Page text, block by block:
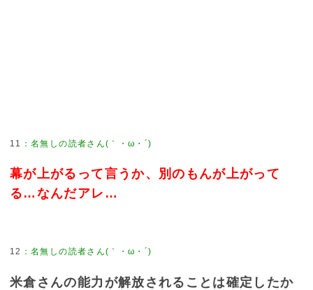
11 ：名無しの読者さん(｀・ω・´)
幕が上がるって言うか、別のもんが上がって
る…なんだアレ…
12 ：名無しの読者さん(｀・ω・´)
米倉さんの能力が解放されることは確定したか